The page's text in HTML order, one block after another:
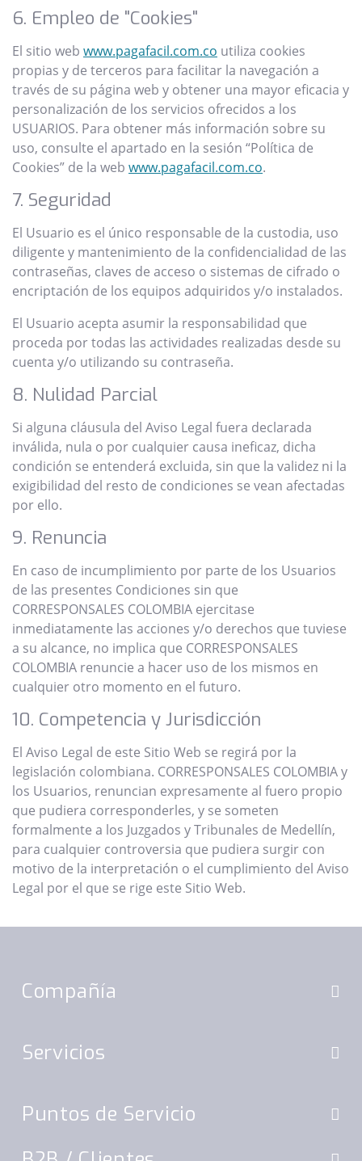
6. Empleo de "Cookies"
El sitio web www.pagafacil.com.co utiliza cookies
propias y de terceros para facilitar la navegación a
través de su página web y obtener una mayor eficacia y
personalización de los servicios ofrecidos a los
USUARIOS. Para obtener más información sobre su
uso, consulte el apartado en la sesión “Política de
Cookies” de la web www.pagafacil.com.co.
7. Seguridad
El Usuario es el único responsable de la custodia, uso
diligente y mantenimiento de la confidencialidad de las
contraseñas, claves de acceso o sistemas de cifrado o
encriptación de los equipos adquiridos y/o instalados.
El Usuario acepta asumir la responsabilidad que
proceda por todas las actividades realizadas desde su
cuenta y/o utilizando su contraseña.
8. Nulidad Parcial
Si alguna cláusula del Aviso Legal fuera declarada
inválida, nula o por cualquier causa ineficaz, dicha
condición se entenderá excluida, sin que la validez ni la
exigibilidad del resto de condiciones se vean afectadas
por ello.
9. Renuncia
En caso de incumplimiento por parte de los Usuarios
de las presentes Condiciones sin que
CORRESPONSALES COLOMBIA ejercitase
inmediatamente las acciones y/o derechos que tuviese
a su alcance, no implica que CORRESPONSALES
COLOMBIA renuncie a hacer uso de los mismos en
cualquier otro momento en el futuro.
10. Competencia y Jurisdicción
El Aviso Legal de este Sitio Web se regirá por la
legislación colombiana. CORRESPONSALES COLOMBIA y
los Usuarios, renuncian expresamente al fuero propio
que pudiera corresponderles, y se someten
formalmente a los Juzgados y Tribunales de Medellín,
para cualquier controversia que pudiera surgir con
motivo de la interpretación o el cumplimiento del Aviso
Legal por el que se rige este Sitio Web.
Compañía
Servicios
Puntos de Servicio